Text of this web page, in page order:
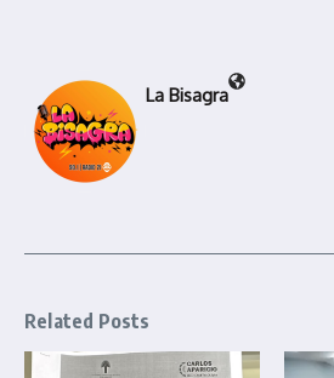
La Bisagra
Related Posts